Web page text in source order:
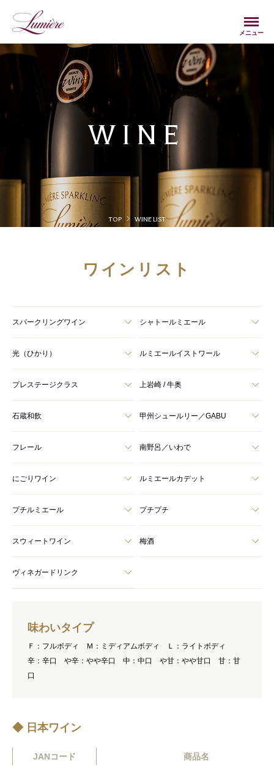
メニュー
WINE
TOP WINE LIST
ワインリスト
スパークリングワイン シャトールミエール
光（ひかり） ルミエールイストワール
プレステージクラス 上岩崎 / 牛奥
石蔵和飲 甲州シュールリー／GABU
フレール 南野呂／いわで
にごりワイン ルミエールカデット
プチルミエール プチプチ
スウィートワイン 梅酒
ヴィネガードリンク
味わいタイプ
Ｆ：フルボディ Ｍ：ミディアムボディ Ｌ：ライトボディ
辛：辛口 や辛：やや辛口 中：中口 や甘：やや甘口 甘：甘
口
◆ 日本ワイン
JANコード 商品名